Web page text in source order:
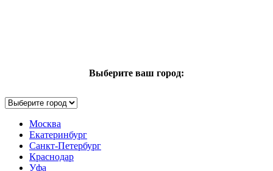
Выберите ваш город:
Москва
Екатеринбург
Санкт-Петербург
Краснодар
Уфа